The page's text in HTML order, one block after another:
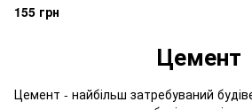
155 грн
Цемент
Цемент - найбільш затребуваний